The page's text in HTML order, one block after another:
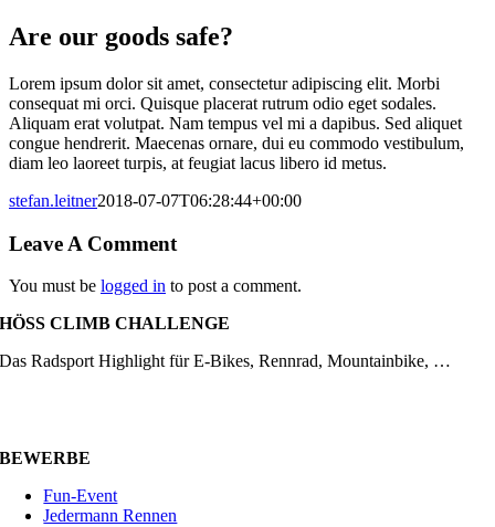
Are our goods safe?
Lorem ipsum dolor sit amet, consectetur adipiscing elit. Morbi
consequat mi orci. Quisque placerat rutrum odio eget sodales.
Aliquam erat volutpat. Nam tempus vel mi a dapibus. Sed aliquet
congue hendrerit. Maecenas ornare, dui eu commodo vestibulum,
diam leo laoreet turpis, at feugiat lacus libero id metus.
stefan.leitner2018-07-07T06:28:44+00:00
Leave A Comment
You must be logged in to post a comment.
HÖSS CLIMB CHALLENGE
Das Radsport Highlight für E-Bikes, Rennrad, Mountainbike, …
BEWERBE
Fun-Event
Jedermann Rennen